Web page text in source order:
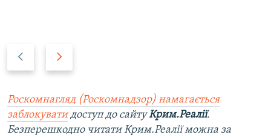
v
i
o
t
s
l
Роскомнагляд (Роскомнадзор) намагається
заблокуватидоступ до сайтуКрим.Реалії.
Безперешкодно читати Крим.Реалії можна за